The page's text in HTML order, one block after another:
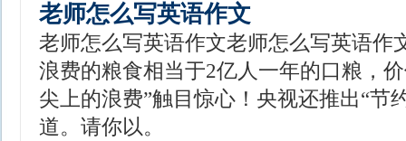
老师怎么写英语作文
老师怎么写英语作文老师怎么写英语作
浪费的粮食相当于2亿人一年的口粮，
尖上的浪费”触目惊心！央视还推出“节
道。请你以。